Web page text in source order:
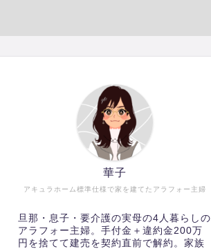
アキュラホーム標準仕様で家を建てたアラフォー主婦
華子
旦那・息子・要介護の実母の4人暮らしの
アラフォー主婦。手付金＋違約金200万
円を捨てて建売を契約直前で解約。家族